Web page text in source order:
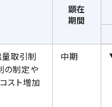
顕在
期間
量取引制
の制定や
スト増加
中期